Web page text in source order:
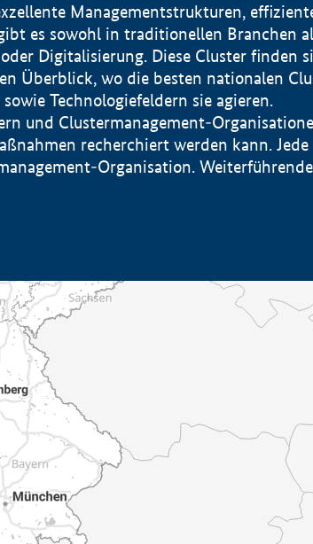
Managementstrukturen,
es sowohl in traditionellen Branchen
Digitalisierung. Diese Cluster finden
Überblick, wo die besten nationalen
Technologiefeldern sie agieren.
und Clustermanagement-
recherchiert werden kann. Jede
Organisation. Weiterführende